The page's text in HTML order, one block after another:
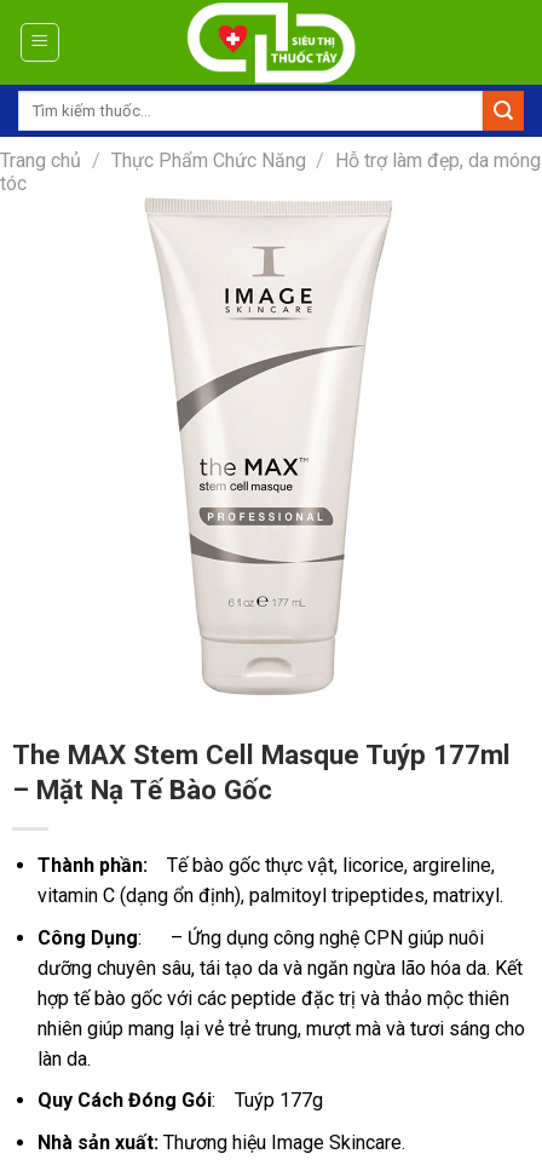
Tìm
Trang chủ / Thực Phẩm Chức Năng / Hỗ trợ làm đẹp, da móng
tóc
The MAX Stem Cell Masque Tuýp 177ml
– Mặt Nạ Tế Bào Gốc
Thành phần:Tế bào gốc thực vật, licorice, argireline,
vitamin C (dạng ổn định), palmitoyl tripeptides, matrixyl.
Công Dụng: – Ứng dụng công nghệ CPN giúp nuôi
dưỡng chuyên sâu, tái tạo da và ngăn ngừa lão hóa da. Kết
hợp tế bào gốc với các peptide đặc trị và thảo mộc thiên
nhiên giúp mang lại vẻ trẻ trung, mượt mà và tươi sáng cho
làn da.
Quy Cách Đóng Gói: Tuýp 177g
Nhà sản xuất:Thương hiệu Image Skincare.